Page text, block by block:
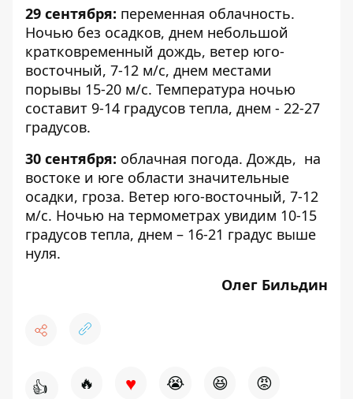
29 сентября: переменная облачность.
Ночью без осадков, днем небольшой
кратковременный дождь, ветер юго-
восточный, 7-12 м/с, днем местами
порывы 15-20 м/с. Температура ночью
составит 9-14 градусов тепла, днем - 22-27
градусов.
30 сентября: облачная погода. Дождь, на
востоке и юге области значительные
осадки, гроза. Ветер юго-восточный, 7-12
м/с. Ночью на термометрах увидим 10-15
градусов тепла, днем – 16-21 градус выше
нуля.
Олег Бильдин
👍 🔥 ♥ 😭 😆 😡